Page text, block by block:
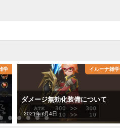
学 イルーナ雑学
ダメージ無効化装備について
2021年7月4日